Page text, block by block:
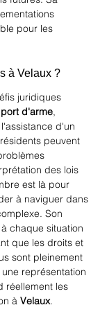
pour les
à Velaux ?
juridiques
port d'arme,
d'un
peuvent
des lois
est là pour
à naviguer dans
Son
chaque situation
que les droits et
sont pleinement
représentation
réellement les
à Velaux.